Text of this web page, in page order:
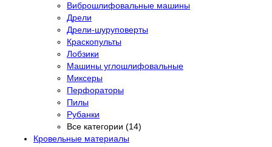
Виброшлифовальные машины
Дрели
Дрели-шуруповерты
Краскопульты
Лобзики
Машины углошлифовальные
Миксеры
Перфораторы
Пилы
Рубанки
Все категории (14)
Кровельные материалы